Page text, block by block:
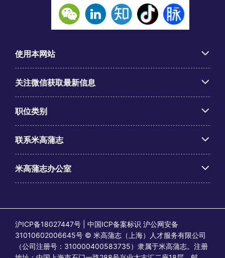
使用本网站
关注微信获取最新信息
职位类别
联系米高蒲志
米高蒲志办公室
沪ICP备18027447号 | 中国ICP备案标识 沪公网安备
31010602006645号 © 米高蒲志（上海）人才服务有限公司
（公司注册号：310000400583735）隶属于米高蒲志。注册